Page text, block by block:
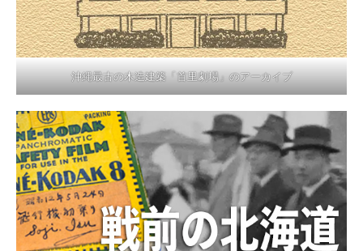
沖縄最古の木造建築「首里劇場」のアーカイブ